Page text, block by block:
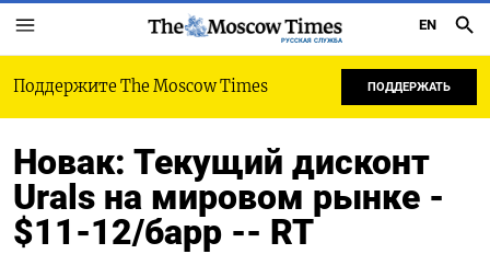
РУССКАЯ СЛУЖБА
EN
Поддержите The Moscow Times ПОДДЕРЖАТЬ
Новак: Текущий дисконт
Urals на мировом рынке -
$11-12/барр -- RT